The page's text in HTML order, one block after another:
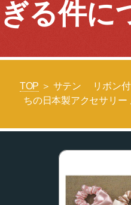
ぎる件に
TOP ＞ サテン リボン
ちの日本製アクセサリー